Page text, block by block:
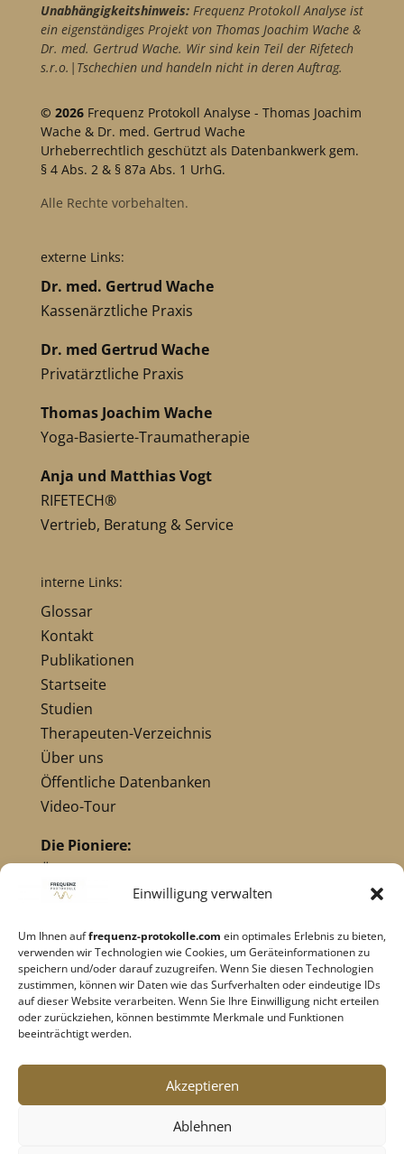
Einwilligung verwalten
Um Ihnen auffrequenz-protokolle.com ein optimales Erlebnis zu bieten,
verwenden wir Technologien wie Cookies, um Geräteinformationen zu
speichern und/oder darauf zuzugreifen. Wenn Sie diesen Technologien
zustimmen, können wir Daten wie das Surfverhalten oder eindeutige IDs
auf dieser Website verarbeiten. Wenn Sie Ihre Einwilligung nicht erteilen
oder zurückziehen, können bestimmte Merkmale und Funktionen
beeinträchtigt werden.
Akzeptieren
Ablehnen
Unabhängigkeitshinweis:Frequenz Protokoll Analyse ist
ein eigenständiges Projekt von Thomas Joachim Wache &
Dr. med. Gertrud Wache. Wir sind kein Teil der Rifetech
s.r.o.|Tschechien und handeln nicht in deren Auftrag.
© 2026 Frequenz Protokoll Analyse - Thomas Joachim
Wache & Dr. med. Gertrud Wache
Urheberrechtlich geschützt als Datenbankwerk gem.
§ 4 Abs. 2 & § 87a Abs. 1 UrhG.
Alle Rechte vorbehalten.
externe Links:
Dr. med. Gertrud Wache
Kassenärztliche Praxis
Dr. med Gertrud Wache
Privatärztliche Praxis
Thomas Joachim Wache
Yoga-Basierte-Traumatherapie
Anja und Matthias Vogt
RIFETECH®
Vertrieb, Beratung & Service
interne Links:
Glossar
Kontakt
Publikationen
Startseite
Studien
Therapeuten-Verzeichnis
Über uns
Öffentliche Datenbanken
Video-Tour
Die Pioniere:
Übersicht Pioniere
Nikola Tesla
Dr. Hulda Clark
Robert C. Beck
Georges Lakhovsky
verwandte Pioniere
Datenschutz
Cookie-Richtlinie|AGB's